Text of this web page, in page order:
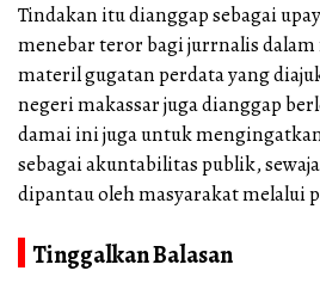
Tindakan itu dianggap sebagai
menebar teror bagi jurrnalis
materil gugatan perdata yang
negeri makassar juga dianggap
damai ini juga untuk
sebagai akuntabilitas publik,
dipantau oleh masyarakat melalui
Tinggalkan Balasan